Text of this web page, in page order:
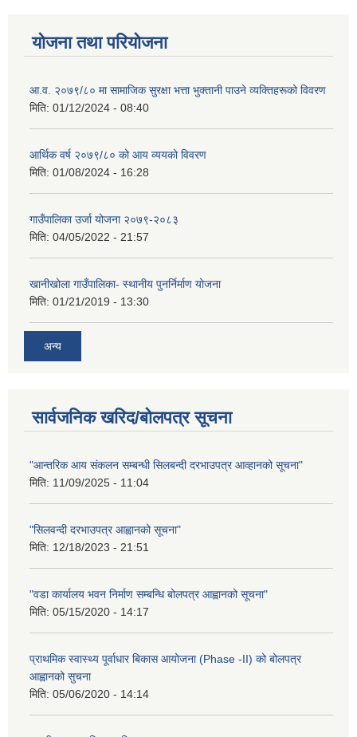
योजना तथा परियोजना
आ.व. २०७९/८० मा सामाजिक सुरक्षा भत्ता भुक्तानी पाउने व्यक्तिहरूको विवरण
मिति: 01/12/2024 - 08:40
आर्थिक वर्ष २०७९/८० को आय व्ययको विवरण
मिति: 01/08/2024 - 16:28
गाउँपालिका उर्जा योजना २०७९-२०८३
मिति: 04/05/2022 - 21:57
खानीखोला गाउँपालिका- स्थानीय पुनर्निर्माण योजना
मिति: 01/21/2019 - 13:30
अन्य
सार्वजनिक खरिद/बोलपत्र सूचना
"आन्तरिक आय संकलन सम्बन्धी सिलबन्दी दरभाउपत्र आव्हानको सूचना"
मिति: 11/09/2025 - 11:04
"सिलवन्दी दरभाउपत्र आह्वानको सूचना"
मिति: 12/18/2023 - 21:51
"वडा कार्यालय भवन निर्माण सम्बन्धि बोलपत्र आह्वानको सूचना"
मिति: 05/15/2020 - 14:17
प्राथमिक स्वास्थ्य पूर्वाधार बिकास आयोजना (Phase -II) को बोलपत्र
आह्वानको सुचना
मिति: 05/06/2020 - 14:14